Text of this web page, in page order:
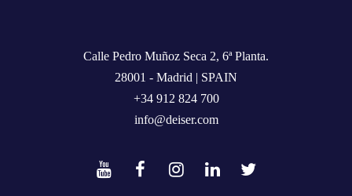
Calle Pedro Muñoz Seca 2, 6ª Planta.
28001 - Madrid | SPAIN
+34 912 824 700
info@deiser.com